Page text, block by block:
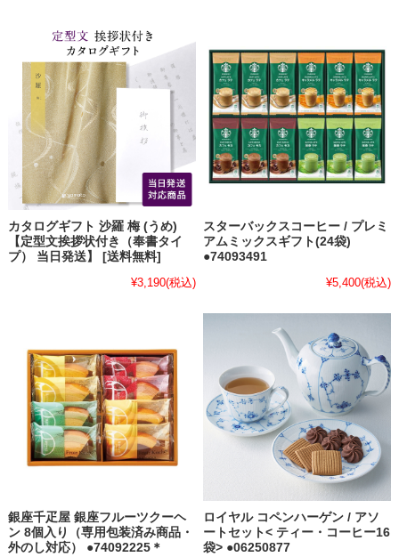
カタログギフト 沙羅 梅 (うめ)
【定型文挨拶状付き（奉書タイ
プ） 当日発送】 [送料無料]
¥3,190(税込)
スターバックスコーヒー / プレミ
アムミックスギフト(24袋)
●74093491
¥5,400(税込)
銀座千疋屋 銀座フルーツクーヘ
ン 8個入り（専用包装済み商品・
外のし対応） ●74092225＊
ロイヤル コペンハーゲン / アソ
ートセット< ティー・コーヒー16
袋> ●06250877